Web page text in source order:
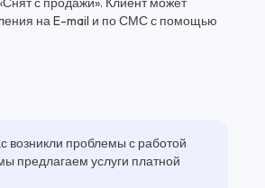
на E-mail и по СМС с помощью
возникли проблемы с работой
предлагаем услуги платной